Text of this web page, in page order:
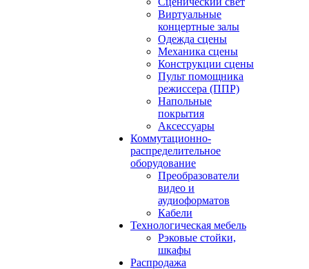
Виртуальные
концертные залы
Одежда сцены
Механика сцены
Конструкции сцены
Пульт помощника
режиссера (ППР)
Напольные
покрытия
Аксессуары
Коммутационно-
распределительное
оборудование
Преобразователи
видео и
аудиоформатов
Кабели
Технологическая мебель
Рэковые стойки,
шкафы
Распродажа